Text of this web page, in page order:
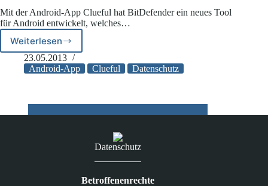
Mit der Android-App Clueful hat BitDefender ein neues Tool
für Android entwickelt, welches…
WeiterlesenDatenschutz
bei
Apps:
Clueful
hilft
23.05.2013
Android-App
Clueful Datenschutz
Datenschutz
Betroffenenrechte